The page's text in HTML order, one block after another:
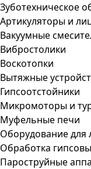
Зуботехническое
Артикуляторы и
Вакуумные
Вибростолики
Воскотопки
Вытяжные
Гипсоотстойники
Микромоторы и
Муфельные печи
Оборудование для
Обработка
Пароструйные